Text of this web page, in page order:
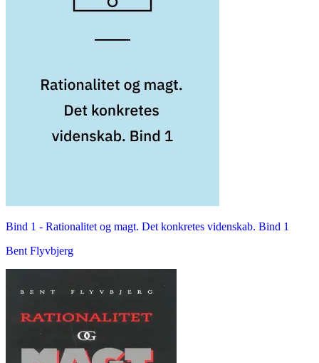
Bind 1 - Rationalitet og magt. Det konkretes videnskab. Bind 1
Bent Flyvbjerg